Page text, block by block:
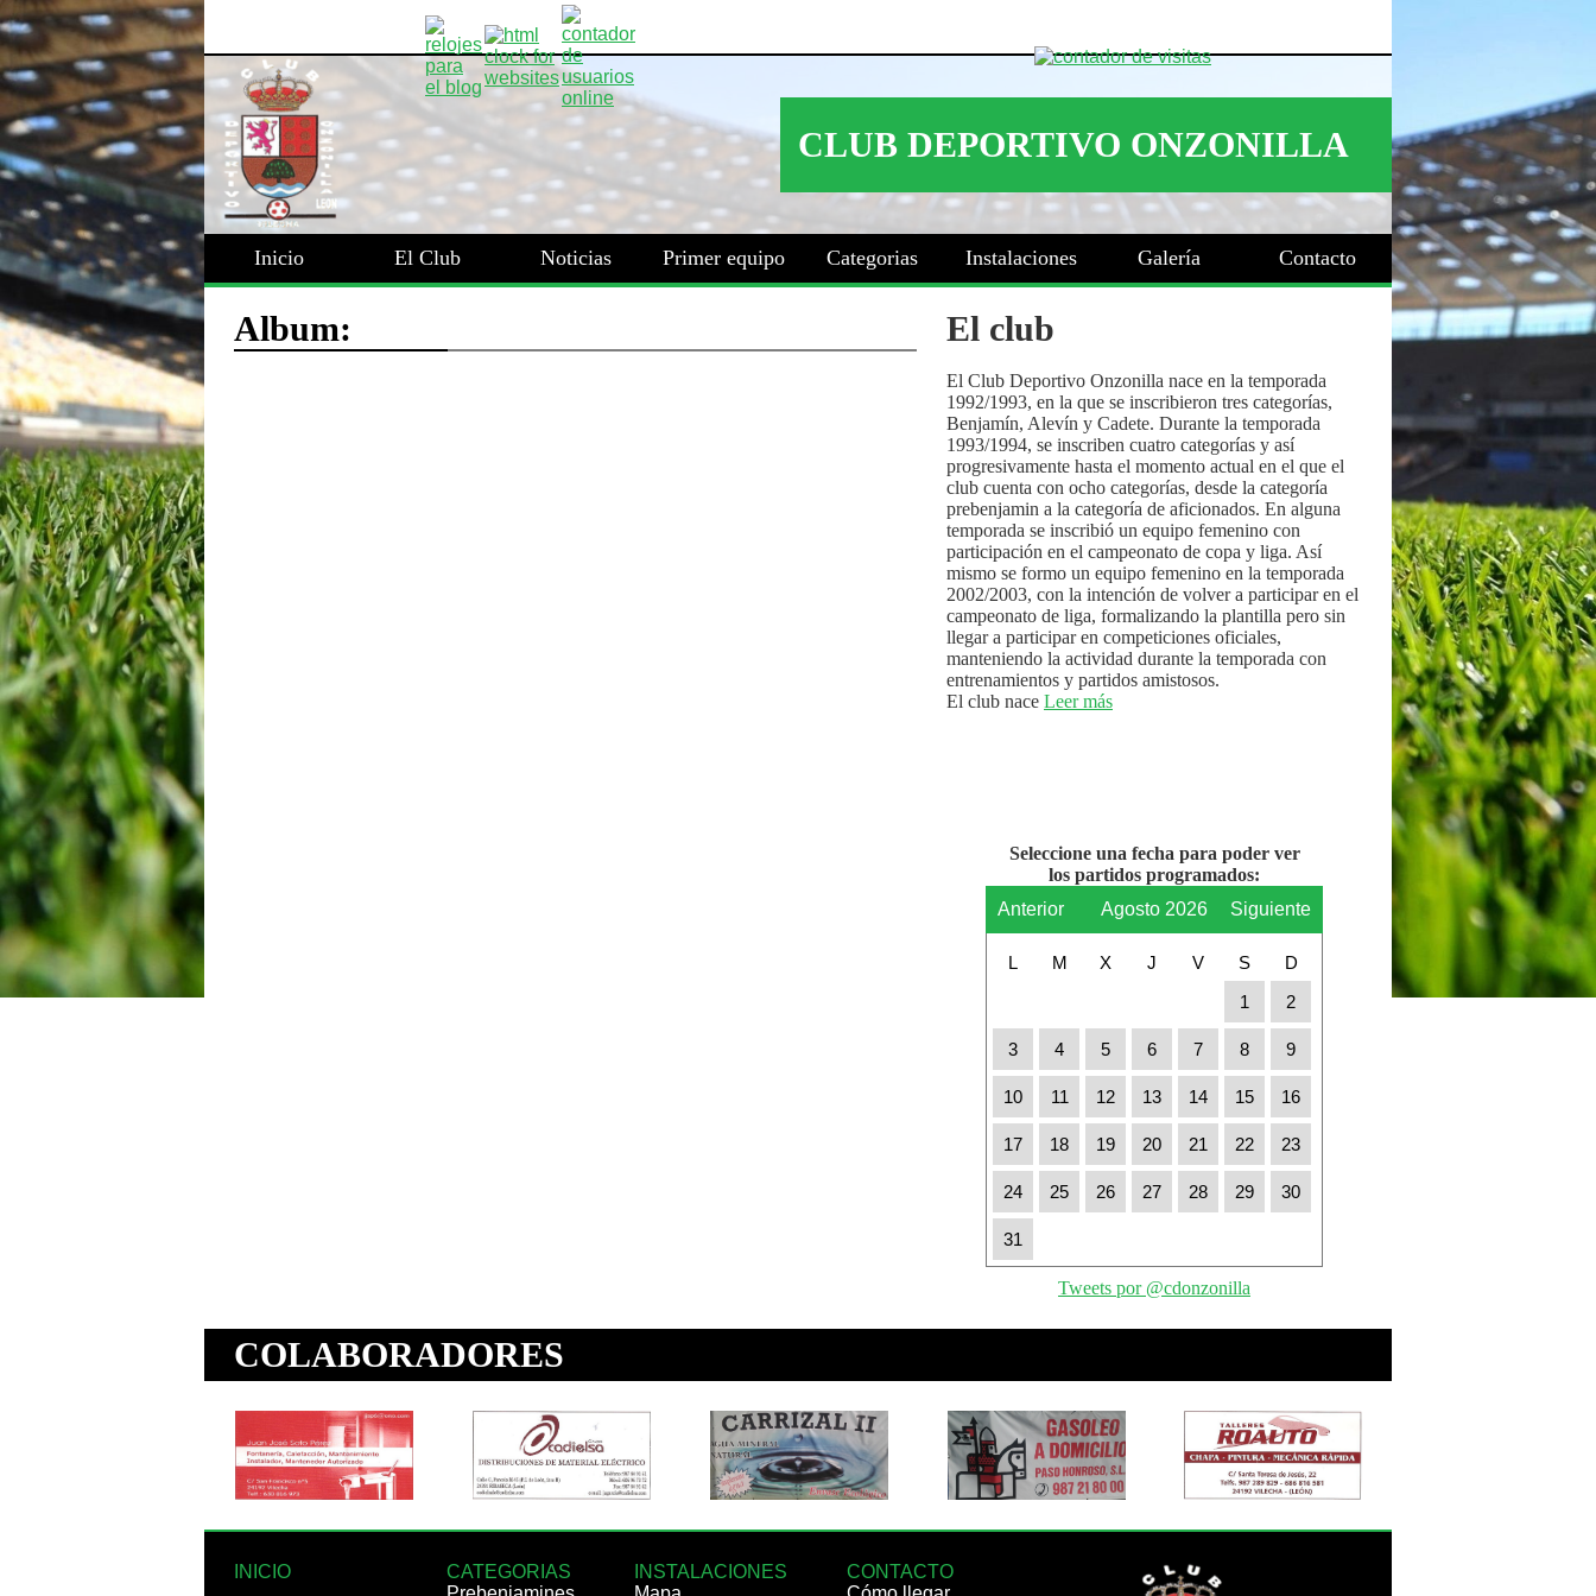
Inicio El Club Noticias Primer equipo Categorias Instalaciones Galería Contacto
El club
El Club Deportivo Onzonilla nace en la temporada
1992/1993, en la que se inscribieron tres categorías,
Benjamín, Alevín y Cadete. Durante la temporada
1993/1994, se inscriben cuatro categorías y así
progresivamente hasta el momento actual en el que el
club cuenta con ocho categorías, desde la categoría
prebenjamin a la categoría de aficionados. En alguna
temporada se inscribió un equipo femenino con
participación en el campeonato de copa y liga. Así
mismo se formo un equipo femenino en la temporada
2002/2003, con la intención de volver a participar en el
campeonato de liga, formalizando la plantilla pero sin
llegar a participar en competiciones oficiales,
manteniendo la actividad durante la temporada con
entrenamientos y partidos amistosos.
El club nace Leer más
Seleccione una fecha para poder ver
los partidos programados:
Anterior
Agosto 2026 Siguiente
L M X J V S
D
1
2
3 4 5 6 7 8 9
10 11 12 13 14 15 16
17 18 19 20 21 22 23
24 25 26 27 28 29 30
31
Tweets por @cdonzonilla
INICIO
CATEGORIAS
INSTALACIONES
CONTACTO